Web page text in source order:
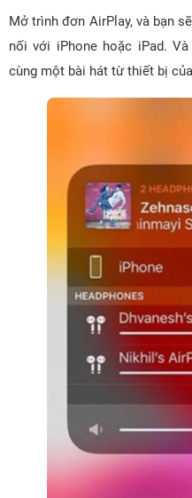
Mở trình đơn AirPlay, và bạn
nối với iPhone hoặc iPad.
cùng một bài hát từ thiết bị